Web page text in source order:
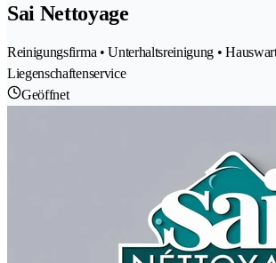
Sai Nettoyage
Reinigungsfirma • Unterhaltsreinigung •
Liegenschaftenservice
Geöffnet